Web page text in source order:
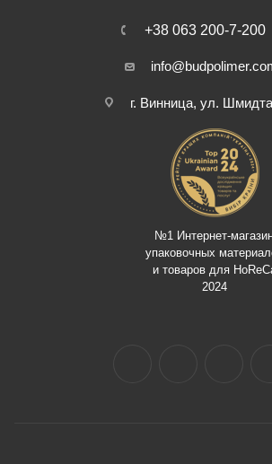
+38 063 200-7-200
г. Винница, ул.
№1 Интернет-
упаковочных
и товаров для
2024